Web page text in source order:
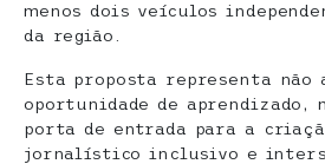
menos dois veículos
da região.
Esta proposta representa não
oportunidade de aprendizado,
porta de entrada para a
jornalístico inclusivo e